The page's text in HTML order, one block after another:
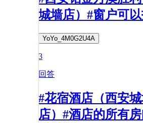
城墙店）#窗户可
YoYo_4M0G2U4A
3
回答
#花宿酒店（西安
店）#酒店的所有